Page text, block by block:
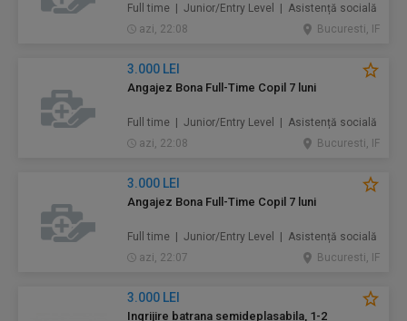
Full time | Junior/Entry Level | Asistență socială
azi, 22:08
Bucuresti, IF
3.000 LEI
Angajez Bona Full-Time Copil 7 luni
Full time | Junior/Entry Level | Asistență socială
azi, 22:08
Bucuresti, IF
3.000 LEI
Angajez Bona Full-Time Copil 7 luni
Full time | Junior/Entry Level | Asistență socială
azi, 22:07
Bucuresti, IF
3.000 LEI
Ingrijire batrana semideplasabila, 1-2